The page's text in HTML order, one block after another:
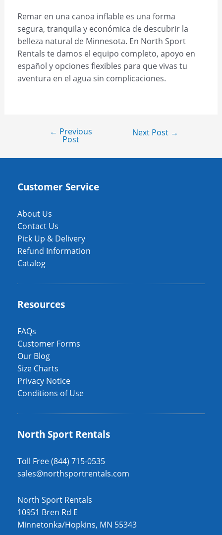
Remar en una canoa inflable es una forma
segura, tranquila y económica de descubrir la
belleza natural de Minnesota. En North Sport
Rentals te damos el equipo completo, apoyo en
español y opciones flexibles para que vivas tu
aventura en el agua sin complicaciones.
← Previous
Post
Next Post →
Customer Service
About Us
Contact Us
Pick Up & Delivery
Refund Information
Catalog
Resources
FAQs
Customer Forms
Our Blog
Size Charts
Privacy Notice
Conditions of Use
North Sport Rentals
Toll Free (844) 715-0535
sales@northsportrentals.com
North Sport Rentals
10951 Bren Rd E
Minnetonka/Hopkins, MN 55343